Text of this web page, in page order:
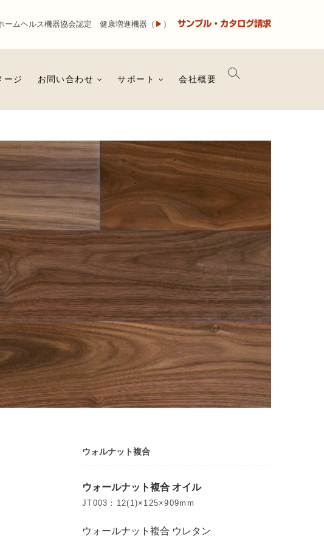
ームヘルス機器協会認定 健康増進機器（ ▶ ） サンプル・カタログ請求
ージ お問い合わせ サポート 会社概要
ウォルナット複合
ウォールナット複合 オイル
JT003：12(1)×125×909mm
ウォールナット複合 ウレタン